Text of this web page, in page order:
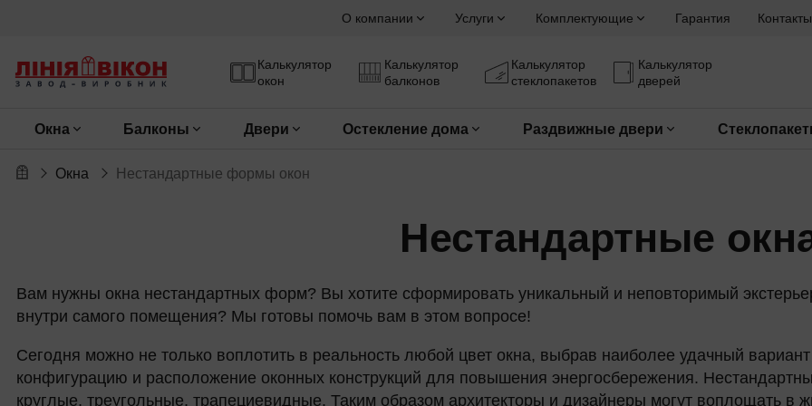
О компании Услуги Комплектующие Гарантия Контакты
Калькулятор
окон
Калькулятор
балконов
Калькулятор
стеклопакетов
Калькулятор
дверей
Окна Балконы Двери Остекление дома Раздвижные двери
Окна Нестандартные формы окон
Нестандартные
Вам нужны окна нестандартных форм? Вы хотите сформировать уникальный и неповторимый
внутри самого помещения? Мы готовы помочь вам в этом вопросе!
Сегодня можно не только воплотить в реальность любой цвет окна, выбрав наиболее удачный
конфигурацию и расположение оконных конструкций для повышения энергосбережения.
круглые, треугольные, трапециевидные. Таким образом архитекторы и дизайнеры могут воплощать